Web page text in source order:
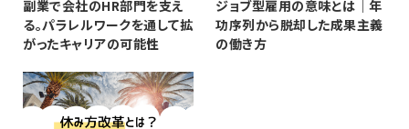
副業で会社のHR部門を支え
る。パラレルワークを通して拡
がったキャリアの可能性
ジョブ型雇用の意味とは｜年
功序列から脱却した成果主義
の働き方